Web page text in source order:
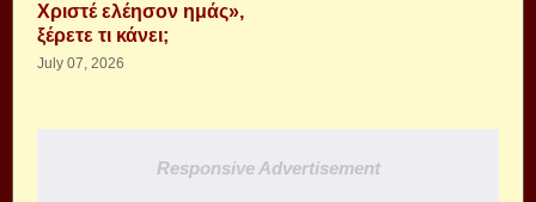
Χριστέ ελέησον ημάς»,
ξέρετε τι κάνει;
July 07, 2026
Responsive Advertisement